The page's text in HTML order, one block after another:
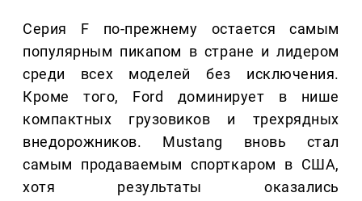
Серия F по-прежнему остается самым
популярным пикапом в стране и лидером
среди всех моделей без исключения.
Кроме того, Ford доминирует в нише
компактных грузовиков и трехрядных
внедорожников. Mustang вновь стал
самым продаваемым спорткаром в США,
хотя результаты оказались